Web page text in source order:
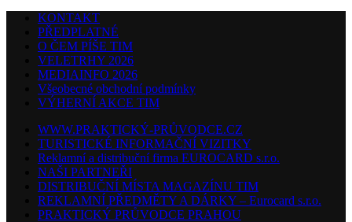
KONTAKT
PŘEDPLATNÉ
O ČEM PÍŠE TIM
VELETRHY 2026
MEDIAINFO 2026
Všeobecné obchodní podmínky
VÝHERNÍ AKCE TIM
WWW.PRAKTICKÝ-PRŮVODCE.CZ
TURISTICKÉ INFORMAČNÍ VIZITKY
Reklamní a distribuční firma EUROCARD s.r.o.
NAŠI PARTNEŘI
DISTRIBUČNÍ MÍSTA MAGAZÍNU TIM
REKLAMNÍ PŘEDMĚTY A DÁRKY – Eurocard s.r.o.
PRAKTICKÝ PRŮVODCE PRAHOU